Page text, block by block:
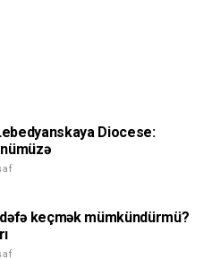
Diocese:
keçmək mümkündürmü?